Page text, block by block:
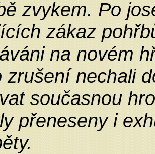
zvykem. Po
zákaz
na novém
zrušení nechali
současnou
přeneseny i